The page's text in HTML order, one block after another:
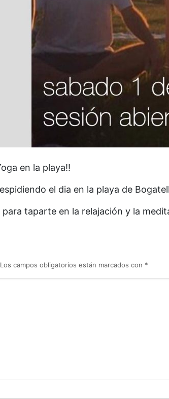
en la playa!!
el dia en la playa de
taparte en la relajación y la
Los campos obligatorios están marcados con *